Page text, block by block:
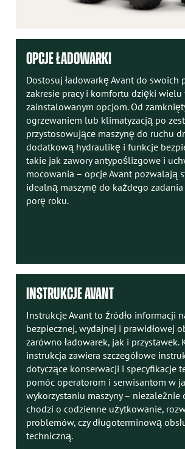
OPCJE ŁADOWARKI
Dostosuj ładowarkę Avant do swoich
zakresie pracy i komfortu dzięki wielu
zainstalowanym opcjom. Od
ogrzewaniem lub klimatyzacją po
przystosowujące maszynę do ruchu
dodatkową hydraulikę i funkcje
takie jak zawory antypoślizgowe i
mocowania – opcje Avant pozwalają
idealną maszynę do każdego
porę roku.
INSTRUKCJE AVANT
Instrukcje Avant to źródło informacji
bezpiecznej, wydajnej i prawidłowej
zarówno ładowarek, jak i przystawek.
instrukcja zawiera szczegółowe
dotyczące konserwacji i specyfikacje
pomóc operatorom i serwisantom w
wykorzystaniu maszyny – niezależnie
chodzi o codzienne użytkowanie,
problemów, czy długoterminową
techniczną.